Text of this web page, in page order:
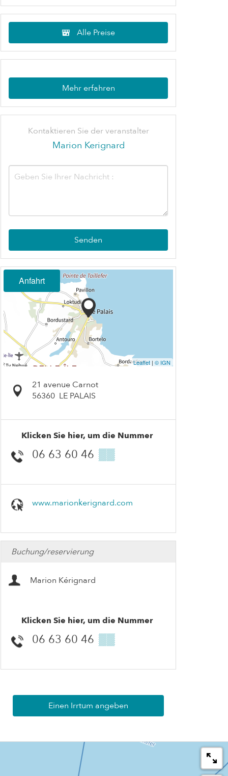
Alle Preise
Mehr erfahren
Kontaktieren Sie der veranstalter
Marion Kerignard
Senden
Anfahrt
Leaflet | © IGN
21 avenue Carnot
56360 LE PALAIS
Klicken Sie hier, um die Nummer
06 63 60 46 ▒▒
www.marionkerignard.com
Buchung/reservierung
Marion Kérignard
Klicken Sie hier, um die Nummer
06 63 60 46 ▒▒
Einen Irrtum angeben